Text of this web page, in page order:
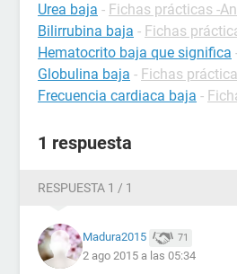
Urea baja - Fichas prácticas -
Bilirrubina baja - Fichas
Hematocrito baja que significa
Globulina baja - Fichas
Frecuencia cardiaca baja -
1 respuesta
RESPUESTA 1 / 1
Madura2015 71
2 ago 2015 a las 05:34